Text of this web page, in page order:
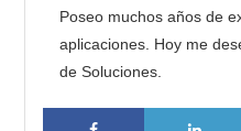
Poseo muchos años de
aplicaciones. Hoy me
de Soluciones.